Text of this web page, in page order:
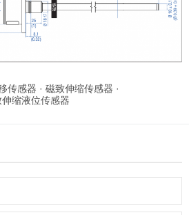
传感器 · 磁致伸缩传感器 ·
缩液位传感器